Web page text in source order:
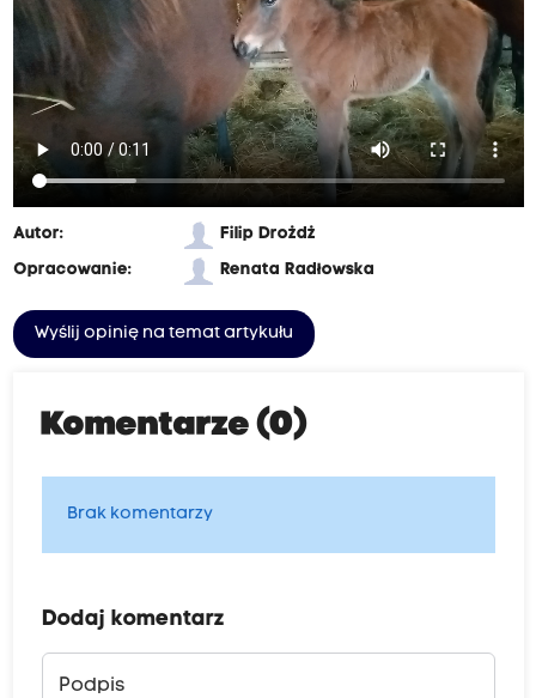
Autor:
Filip Drożdż
Opracowanie:
Renata Radłowska
Wyślij opinię na temat artykułu
Komentarze (0)
Brak komentarzy
Dodaj komentarz
Podpis